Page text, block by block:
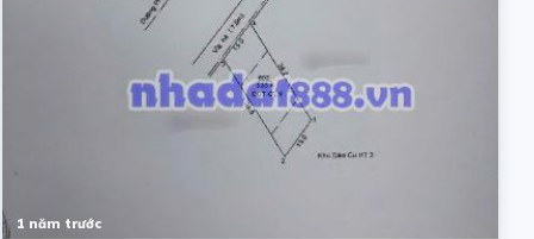
1 năm trước